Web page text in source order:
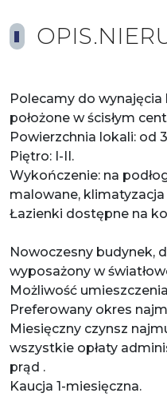
Polecamy do
położone w ścisłym
Powierzchnia lokali: od
Piętro: I-II.
Wykończenie: na
malowane,
Łazienki dostępne na
Nowoczesny budynek,
wyposażony w
Możliwość
Preferowany okres
Miesięczny czynsz
wszystkie opłaty
prąd .
Kaucja 1-miesięczna.